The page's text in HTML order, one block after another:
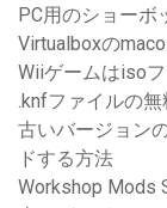
PC用のショーボ
Virtualboxの
Wiiゲームはiso
.knfファイルの
古いバージョン
ドする方法
Workshop Mods